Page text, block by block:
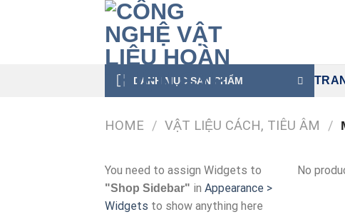
DANH MỤC SẢN PHẨM
HOME / VẬT LIỆU CÁCH, TIÊU ÂM /
You need to assign Widgets to
"Shop Sidebar" in Appearance >
Widgets to show anything here
No